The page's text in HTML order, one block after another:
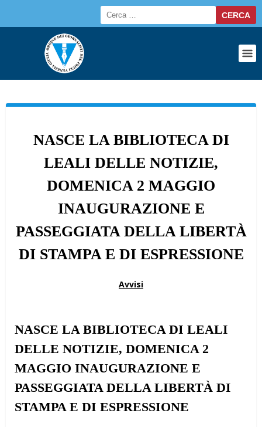
NASCE LA BIBLIOTECA DI
LEALI DELLE NOTIZIE,
DOMENICA 2 MAGGIO
INAUGURAZIONE E
PASSEGGIATA DELLA LIBERTÀ
DI STAMPA E DI ESPRESSIONE
Avvisi
NASCE LA BIBLIOTECA DI LEALI
DELLE NOTIZIE, DOMENICA 2
MAGGIO INAUGURAZIONE E
PASSEGGIATA DELLA LIBERTÀ DI
STAMPA E DI ESPRESSIONE